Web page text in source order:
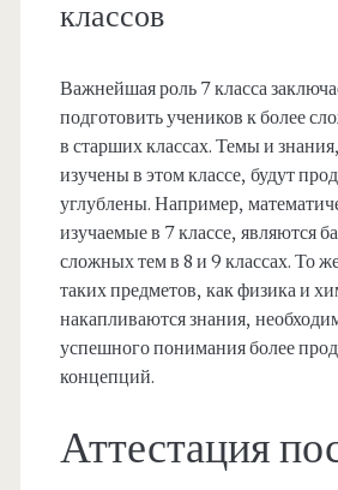
классов
Важнейшая роль 7 класса
подготовить учеников к более
в старших классах. Темы и
изучены в этом классе, будут
углублены. Например,
изучаемые в 7 классе, являются
сложных тем в 8 и 9 классах. То
таких предметов, как физика и
накапливаются знания,
успешного понимания более
концепций.
Аттестация